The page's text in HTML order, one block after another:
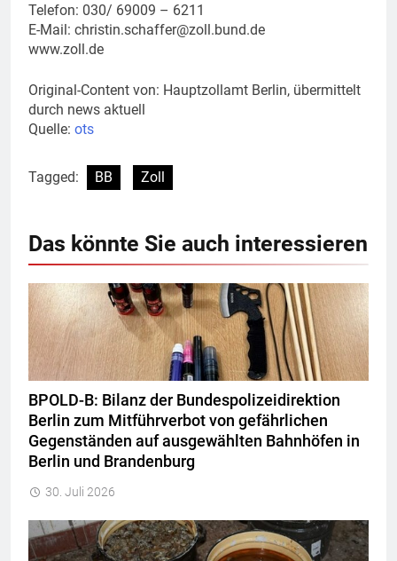
Telefon: 030/ 69009 – 6211
E-Mail: christin.schaffer@zoll.bund.de
www.zoll.de
Original-Content von: Hauptzollamt Berlin, übermittelt
durch news aktuell
Quelle: ots
Tagged: BB Zoll
Das könnte Sie auch interessieren
BPOLD-B: Bilanz der Bundespolizeidirektion
Berlin zum Mitführverbot von gefährlichen
Gegenständen auf ausgewählten Bahnhöfen in
Berlin und Brandenburg
30. Juli 2026